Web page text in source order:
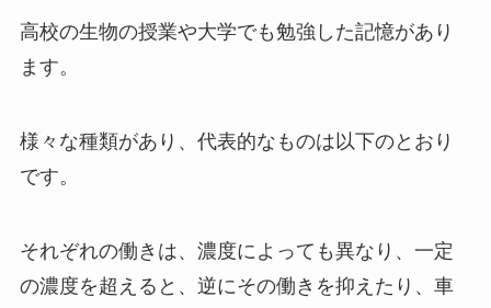
高校の生物の授業や大学でも勉強した記憶があり
ます。
様々な種類があり、代表的なものは以下のとおり
です。
それぞれの働きは、濃度によっても異なり、一定
の濃度を超えると、逆にその働きを抑えたり、車